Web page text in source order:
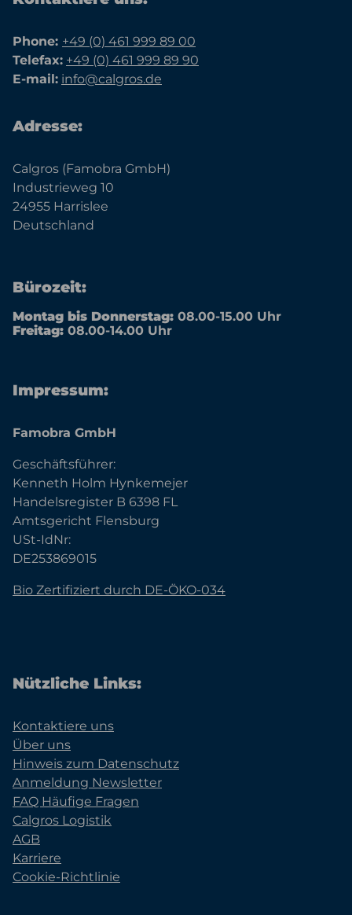
Phone: +49 (0) 461 999 89 00
Telefax: +49 (0) 461 999 89 90
E-mail: info@calgros.de
Adresse:
Calgros (Famobra GmbH)
Industrieweg 10
24955 Harrislee
Deutschland
Bürozeit:
Montag bis Donnerstag: 08.00-15.00 Uhr
Freitag: 08.00-14.00 Uhr
Impressum:
Famobra GmbH
Geschäftsführer:
Kenneth Holm Hynkemejer
Handelsregister B 6398 FL
Amtsgericht Flensburg
USt-IdNr:
DE253869015
Bio Zertifiziert durch DE-ÖKO-034
Nützliche Links:
Kontaktiere uns
Über uns
Hinweis zum Datenschutz
Anmeldung Newsletter
FAQ Häufige Fragen
Calgros Logistik
AGB
Karriere
Cookie-Richtlinie